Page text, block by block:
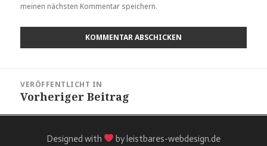
meinen nächsten Kommentar speichern.
VERÖFFENTLICHT IN
Vorheriger Beitrag
Designed with by leistbares-webdesign.de